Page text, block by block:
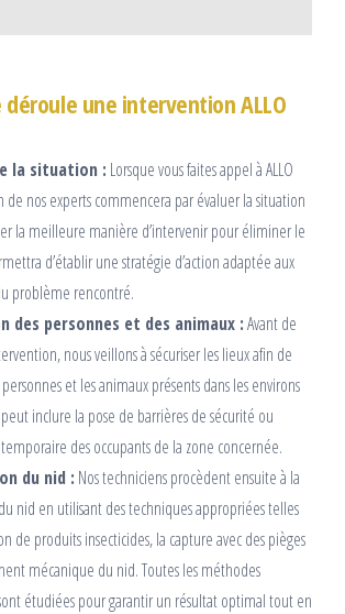
une intervention ALLO
la situation : Lorsque vous faites appel à ALLO
de nos experts commencera par évaluer la situation
la meilleure manière d’intervenir pour éliminer le
d’établir une stratégie d’action adaptée aux
problème rencontré.
des personnes et des animaux :Avant de
nous veillons à sécuriser les lieux afin de
et les animaux présents dans les environs
inclure la pose de barrières de sécurité ou
temporaire des occupants de la zone concernée.
du nid : Nos techniciens procèdent ensuite à la
nid en utilisant des techniques appropriées telles
de produits insecticides, la capture avec des pièges
mécanique du nid. Toutes les méthodes
étudiées pour garantir un résultat optimal tout en